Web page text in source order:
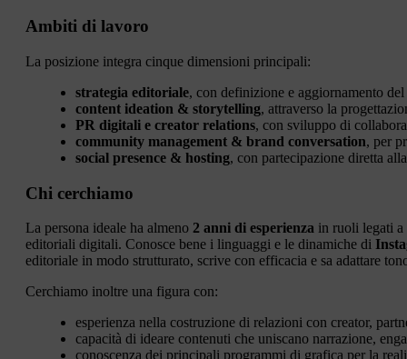
Ambiti di lavoro
La posizione integra cinque dimensioni principali:
strategia editoriale, con definizione e aggiornamento
content ideation & storytelling, attraverso la
PR digitali e creator relations, con sviluppo di
community management & brand conversation, per
social presence & hosting, con partecipazione diretta
Chi cerchiamo
La persona ideale ha almeno 2 anni di esperienza in ruoli legati a
editoriali digitali. Conosce bene i linguaggi e le dinamiche di
editoriale in modo strutturato, scrive con efficacia e sa adattare
Cerchiamo inoltre una figura con:
esperienza nella costruzione di relazioni con creator,
capacità di ideare contenuti che uniscano narrazione,
conoscenza dei principali programmi di grafica per la